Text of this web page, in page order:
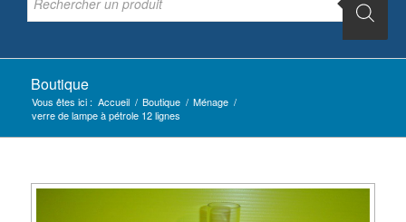
Boutique
Vous êtes ici : Accueil / Boutique / Ménage /
verre de lampe à pétrole 12 lignes